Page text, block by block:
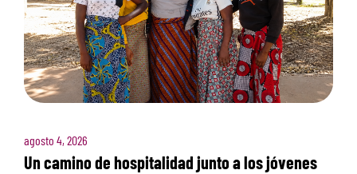
agosto 4, 2026
Un camino de hospitalidad junto a los jóvenes